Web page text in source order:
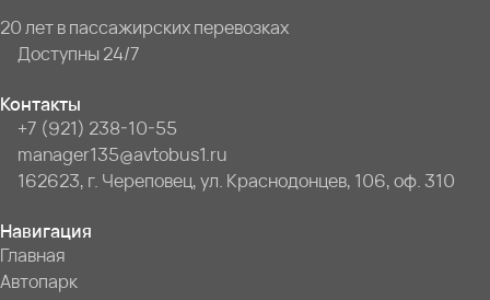
20 лет в пассажирских перевозках
Доступны 24/7
Контакты
+7 (921) 238-10-55
manager135@avtobus1.ru
162623, г. Череповец, ул. Краснодонцев, 106, оф. 310
Навигация
Главная
Автопарк